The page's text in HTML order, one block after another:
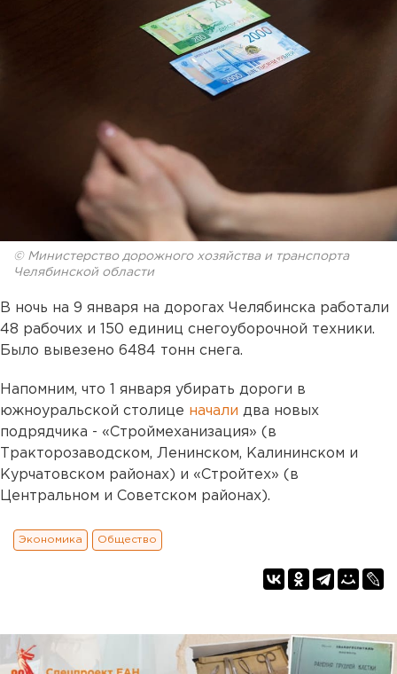
© Министерство дорожного хозяйства и транспорта
Челябинской области
В ночь на 9 января на дорогах Челябинска работали
48 рабочих и 150 единиц снегоуборочной техники.
Было вывезено 6484 тонн снега.
Напомним, что 1 января убирать дороги в
южноуральской столице начали два новых
подрядчика - «Строймеханизация» (в
Тракторозаводском, Ленинском, Калининском и
Курчатовском районах) и «Стройтех» (в
Центральном и Советском районах).
Экономика Общество